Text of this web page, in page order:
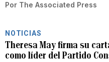
Por The Associated Press
NOTICIAS
Theresa May firma su
como líder del Partido